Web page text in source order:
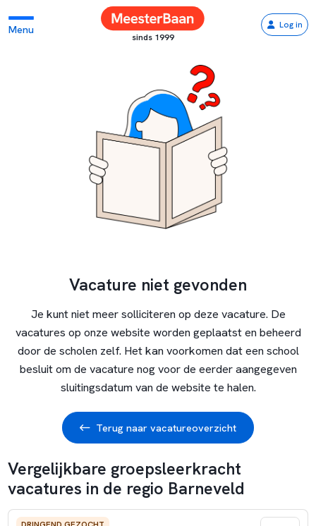
Menu
sinds 1999
Log in
Vacature niet gevonden
Je kunt niet meer solliciteren op deze vacature. De
vacatures op onze website worden geplaatst en beheerd
door de scholen zelf. Het kan voorkomen dat een school
besluit om de vacature nog voor de eerder aangegeven
sluitingsdatum van de website te halen.
Terug naar vacatureoverzicht
Vergelijkbare groepsleerkracht
vacatures in de regio Barneveld